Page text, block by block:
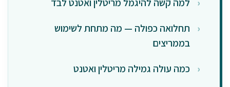
למה קשה להיגמל מריטלין ואטנט לבד
תחלואה כפולה — מה מתחת לשימוש
בממריצים
כמה עולה גמילה מריטלין ואטנט